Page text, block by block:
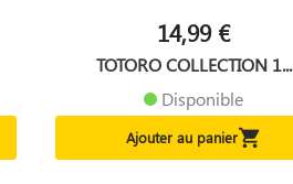
14,99 €
TOTORO COLLECTION 1...
Disponible
Ajouter au panier